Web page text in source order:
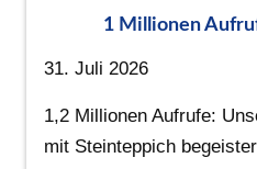
1 Millionen
31. Juli 2026
1,2 Millionen Aufrufe:
mit Steinteppich